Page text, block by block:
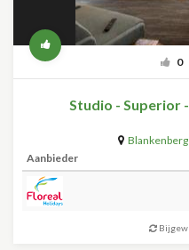
0
Studio - Superior
Aanbieder